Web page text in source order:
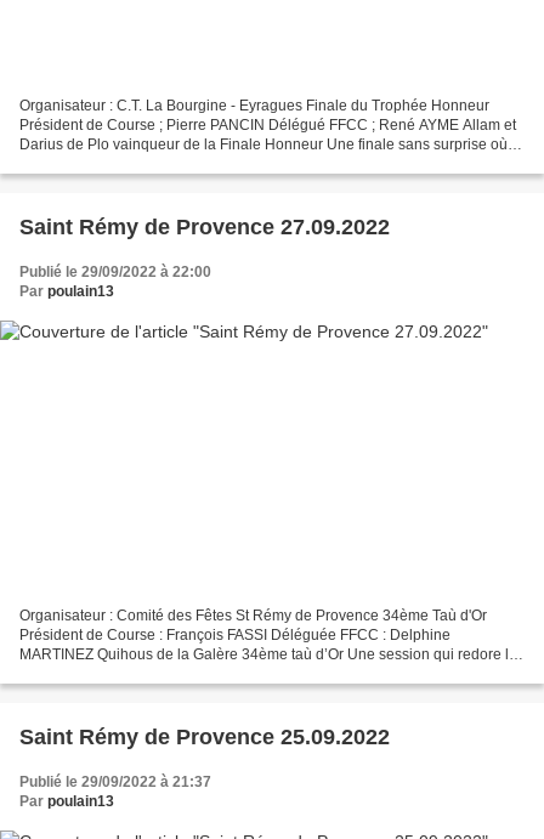
Organisateur : C.T. La Bourgine - Eyragues Finale du Trophée Honneur
Président de Course ; Pierre PANCIN Délégué FFCC ; René AYME Allam et
Darius de Plo vainqueur de la Finale Honneur Une finale sans surprise où
Saint Rémy de Provence 27.09.2022
Publié le 29/09/2022 à 22:00
Par poulain13
Organisateur : Comité des Fêtes St Rémy de Provence 34ème Taù d'Or
Président de Course : François FASSI Déléguée FFCC : Delphine
MARTINEZ Quihous de la Galère 34ème taù d’Or Une session qui redore la
Saint Rémy de Provence 25.09.2022
Publié le 29/09/2022 à 21:37
Par poulain13